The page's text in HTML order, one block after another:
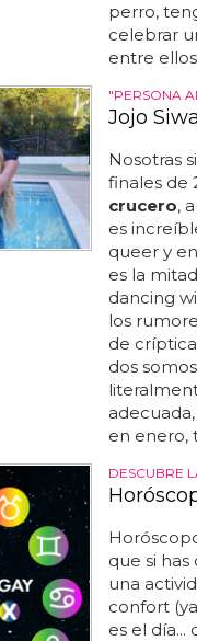
perro,
celebrar
entre
"PERSONA
Jojo
Nosotras
finales de
crucero,
es
queer y
es la
dancing
los
de
dos
en enero,
DESCUBRE
que si
una
confort
es el